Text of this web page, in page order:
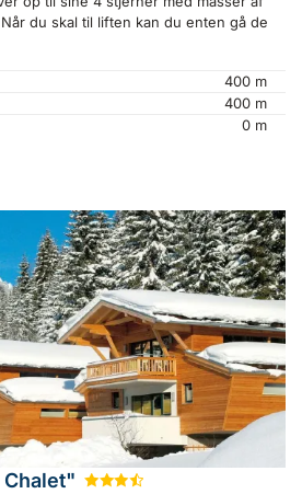
du skal til liften kan du enten gå de
400 m
400 m
0 m
★★★